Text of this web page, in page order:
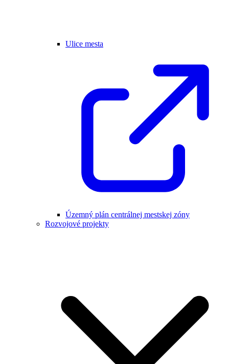
Ulice mesta
Územný plán centrálnej mestskej zóny
Rozvojové projekty